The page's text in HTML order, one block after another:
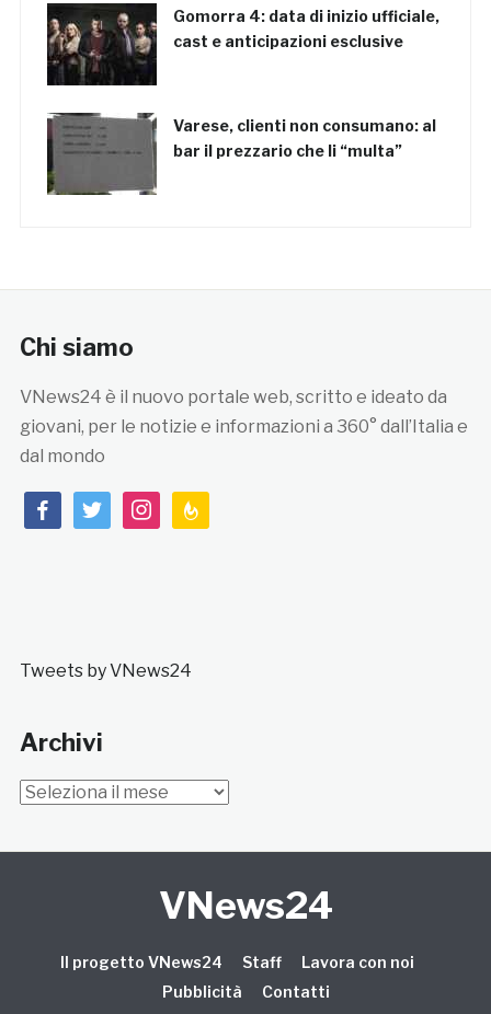
Gomorra 4: data di inizio ufficiale,
cast e anticipazioni esclusive
Varese, clienti non consumano: al
bar il prezzario che li “multa”
Chi siamo
VNews24 è il nuovo portale web, scritto e ideato da
giovani, per le notizie e informazioni a 360° dall’Italia e
dal mondo
facebooktwitterinstagramfeedburner
Tweets by VNews24
Archivi
Archivi
VNews24
Il progetto VNews24 Staff
Lavora con noi
Pubblicità
Contatti